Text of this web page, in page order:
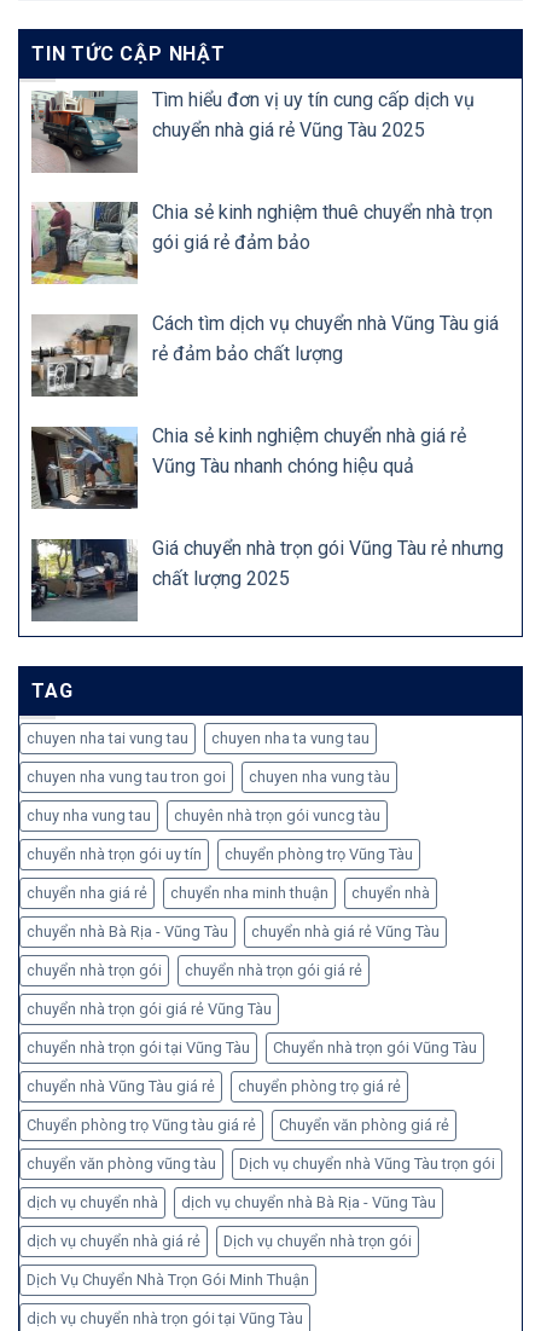
TIN TỨC CẬP NHẬT
Tìm hiểu đơn vị uy tín cung cấp dịch vụ
chuyển nhà giá rẻ Vũng Tàu 2025
Chia sẻ kinh nghiệm thuê chuyển nhà trọn
gói giá rẻ đảm bảo
Cách tìm dịch vụ chuyển nhà Vũng Tàu giá
rẻ đảm bảo chất lượng
Chia sẻ kinh nghiệm chuyển nhà giá rẻ
Vũng Tàu nhanh chóng hiệu quả
Giá chuyển nhà trọn gói Vũng Tàu rẻ nhưng
chất lượng 2025
TAG
chuyen nha tai vung tau chuyen nha ta vung tau
chuyen nha vung tau tron goi chuyen nha vung tàu
chuy nha vung tau chuyên nhà trọn gói vuncg tàu
chuyển nhà trọn gói uy tín chuyển phòng trọ Vũng Tàu
chuyển nha giá rẻ chuyển nha minh thuận chuyển nhà
chuyển nhà Bà Rịa - Vũng Tàu chuyển nhà giá rẻ Vũng Tàu
chuyển nhà trọn gói chuyển nhà trọn gói giá rẻ
chuyển nhà trọn gói giá rẻ Vũng Tàu
chuyển nhà trọn gói tại Vũng Tàu Chuyển nhà trọn gói Vũng Tàu
chuyển nhà Vũng Tàu giá rẻ chuyển phòng trọ giá rẻ
Chuyển phòng trọ Vũng tàu giá rẻ Chuyển văn phòng giá rẻ
chuyển văn phòng vũng tàu Dịch vụ chuyển nhà Vũng Tàu trọn gói
dịch vụ chuyển nhà dịch vụ chuyển nhà Bà Rịa - Vũng Tàu
dịch vụ chuyển nhà giá rẻ Dịch vụ chuyển nhà trọn gói
Dịch Vụ Chuyển Nhà Trọn Gói Minh Thuận
dịch vụ chuyển nhà trọn gói tại Vũng Tàu